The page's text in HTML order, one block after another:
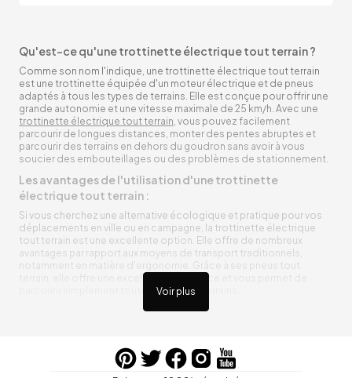
Voir plus
Qu'est-ce qu'une trottinette électrique tout terrain ?
Comme son nom l'indique, une trottinette électrique tout terrain
est une trottinette équipée d'un moteur électrique et de pneus
adaptés à tous les types de terrains. Elle est conçue pour offrir une
grande autonomie et une vitesse maximale de 25 km/h. Avec une
trottinette électrique tout terrain, vous pouvez facilement
parcourir de longues distances, monter des pentes abruptes et
parcourir des terrains en dehors du goudron sans avoir à vous
soucier des embouteillages ou des problèmes de stationnement.
Les avantages de l'utilisation d'une trottinette
électrique tout terrain :
Si vous cherchez une alternative écologique et pratique pour vos
déplacements en ville ou en campagne, la trottinette électrique
tout terrain est une excellente option. Elle offre de nombreux
avantages par rapport aux moyens de transport traditionnels,
notamment en matière d'ergonomie. Grâce à ses pneus tout
terrain, elle offre une excellente adhérence et vous permet de
parcourir simplement toutes sortes de terrains.
Trottinette électrique tout terrain ergonomique
entre vos trajets, vous n’aurez pas à vous soucier de l’état de sa
batterie. De plus, elle est équipée de pneus résistants qui peuvent